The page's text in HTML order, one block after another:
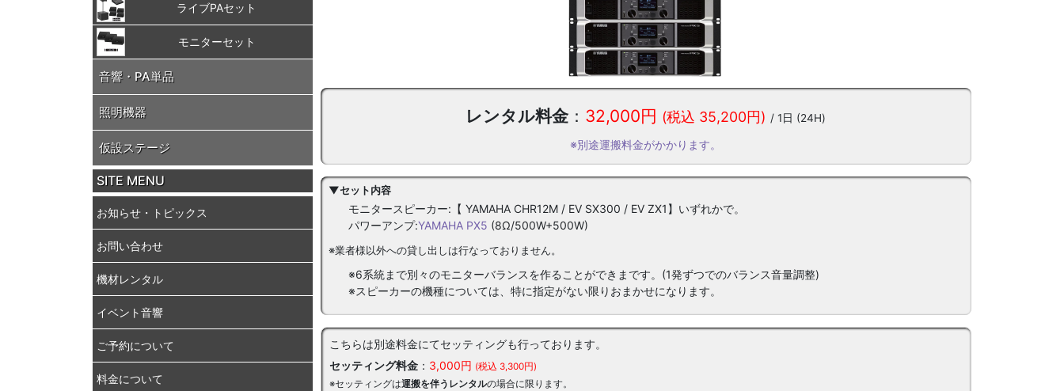
レンタル料金 ： 32,000円 (税込 35,200円) / 1日 (24H)
※別途運搬料金がかかります。
▼セット内容
モニタースピーカー:【 YAMAHA CHR12M / EV SX300 / EV ZX1】いずれかで。
パワーアンプ:YAMAHA PX5 (8Ω/500W+500W)
※業者様以外への貸し出しは行なっておりません。
※6系統まで別々のモニターバランスを作ることができまです。(1発ずつでのバランス音量調整)
※スピーカーの機種については、特に指定がない限りおまかせになります。
こちらは別途料金にてセッティングも行っております。
セッティング料金： 3,000円 (税込 3,300円)
※セッティングは運搬を伴うレンタルの場合に限ります。
ライブPAセット
モニターセット
音響・PA単品
照明機器
仮設ステージ
SITE MENU
お知らせ・トピックス
お問い合わせ
機材レンタル
イベント音響
ご予約について
料金について